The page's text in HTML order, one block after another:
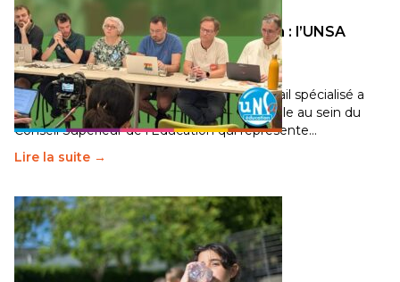
Transition écologique de l’éducation : l’UNSA
Éducation fait bouger les lignes
30 juin 2026-National
Pendant plusieurs mois, un groupe de travail spécialisé a
travaillé sur la transition écologique de l’Ecole au sein du
Conseil Supérieur de l’Éducation qui représente…
Lire la suite →